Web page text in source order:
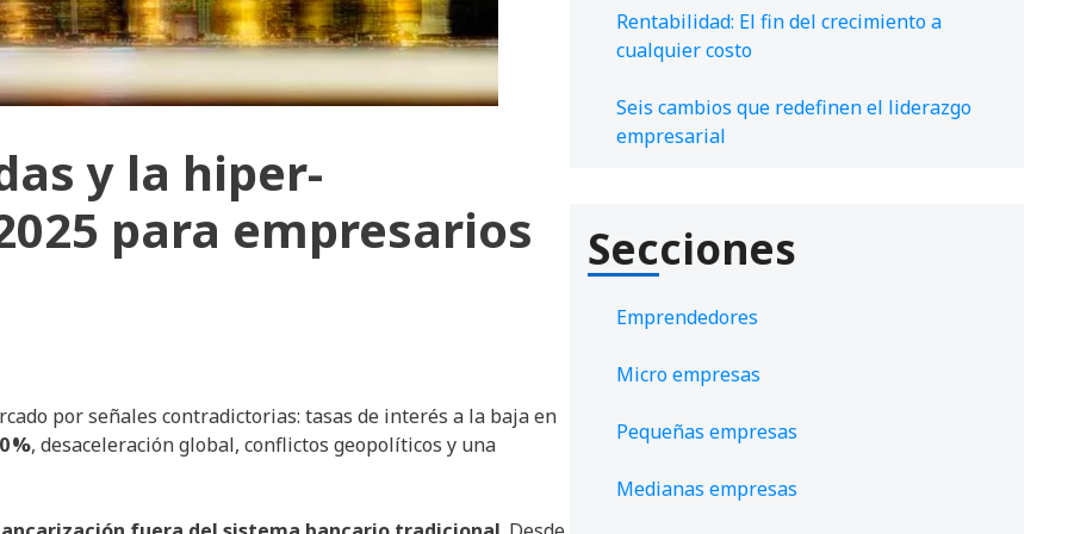
y la hiper-
para empresarios
por señales contradictorias: tasas de interés a la baja en
%, desaceleración global, conflictos geopolíticos y una
Rentabilidad: El fin del crecimiento a
cualquier costo
Seis cambios que redefinen el liderazgo
empresarial
Secciones
Emprendedores
Micro empresas
Pequeñas empresas
Medianas empresas